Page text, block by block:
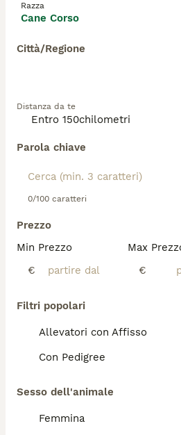
Razza
Cane Corso
Città/Regione
Distanza da te
Parola chiave
0/100 caratteri
Prezzo
Min Prezzo
€
Max
€
Filtri popolari
Allevatori con Affisso
Con Pedigree
Sesso dell'animale
Femmina